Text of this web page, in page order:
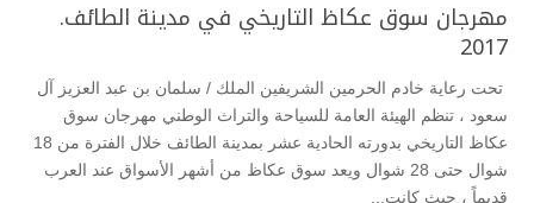
مهرجان سوق عكاظ التاريخي في مدينة الطائف.
2017
تحت رعاية خادم الحرمين الشريفين الملك / سلمان بن عبد العزيز آل
سعود ، تنظم الهيئة العامة للسياحة والتراث الوطني مهرجان سوق
عكاظ التاريخي بدورته الحادية عشر بمدينة الطائف خلال الفترة من 18
شوال حتى 28 شوال ويعد سوق عكاظ من أشهر الأسواق عند العرب
قديماً ، حيث كانت...